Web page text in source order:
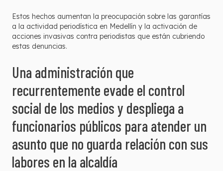
Estos hechos aumentan la preocupación sobre las garantías
a la actividad periodística en Medellín y la activación de
acciones invasivas contra periodistas que están cubriendo
estas denuncias.
Una administración que
recurrentemente evade el control
social de los medios y despliega a
funcionarios públicos para atender un
asunto que no guarda relación con sus
labores en la alcaldía